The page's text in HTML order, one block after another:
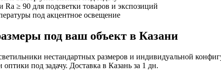
Ra ≥ 90 для подсветки товаров и экспозиций
под акцентное освещение
под ваш объект в Казани
нестандартных размеров и индивидуальной
под задачу. Доставка в Казань за 1 дн.